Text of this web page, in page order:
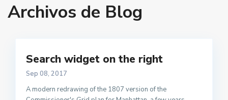
Archivos de Blog
Search widget on the right
Sep 08, 2017
A modern redrawing of the 1807 version of the